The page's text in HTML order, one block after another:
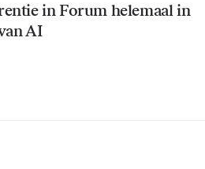
in Forum helemaal in
AI